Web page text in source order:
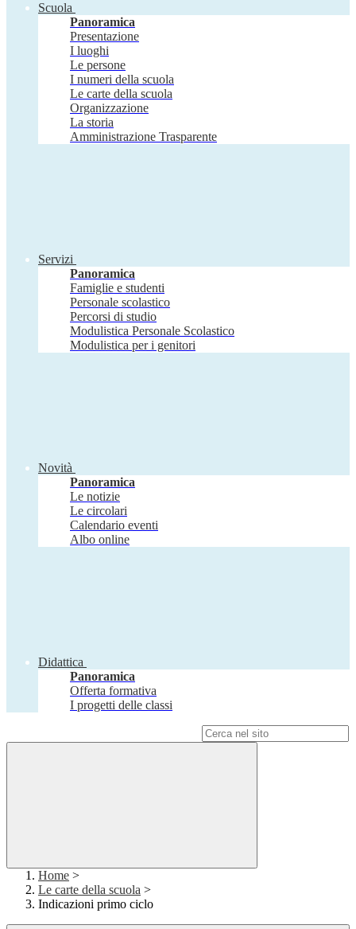
Scuola
Panoramica
Presentazione
I luoghi
Le persone
I numeri della scuola
Le carte della scuola
Organizzazione
La storia
Amministrazione Trasparente
Servizi
Panoramica
Famiglie e studenti
Personale scolastico
Percorsi di studio
Modulistica Personale Scolastico
Modulistica per i genitori
Novità
Panoramica
Le notizie
Le circolari
Calendario eventi
Albo online
Didattica
Panoramica
Offerta formativa
I progetti delle classi
Home >
Le carte della scuola >
Indicazioni primo ciclo